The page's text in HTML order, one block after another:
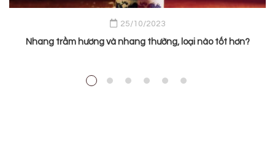
25/10/2023
Nhang trầm hương và nhang thường, loại nào tốt hơn?